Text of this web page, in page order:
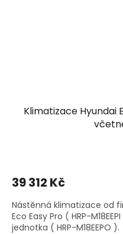
Klimatizace Hyundai
39 312 Kč
Nástěnná klimatizace od
Eco Easy Pro ( HRP-
jednotka ( HRP-M18EEPO ).